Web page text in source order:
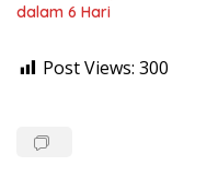
dalam 6 Hari
Post Views: 300